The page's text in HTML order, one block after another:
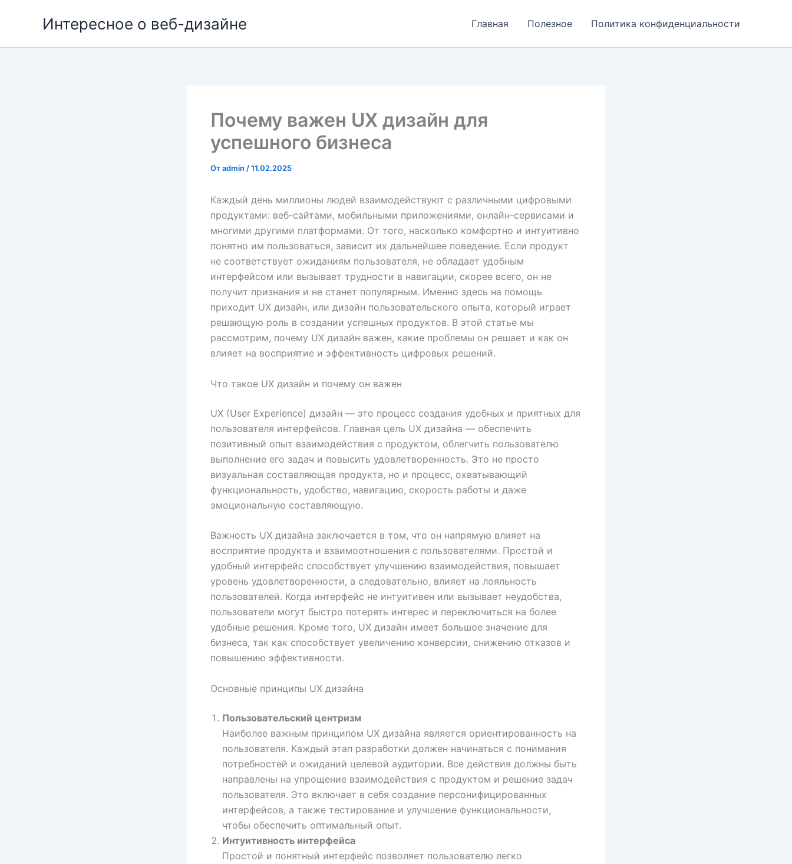
Интересное о веб-дизайне Главная Полезное Политика конфиденциальности
Почему важен UX дизайн для
успешного бизнеса
Отadmin /11.02.2025
Каждый день миллионы людей взаимодействуют с различными цифровыми
продуктами: веб-сайтами, мобильными приложениями, онлайн-сервисами и
многими другими платформами. От того, насколько комфортно и интуитивно
понятно им пользоваться, зависит их дальнейшее поведение. Если продукт
не соответствует ожиданиям пользователя, не обладает удобным
интерфейсом или вызывает трудности в навигации, скорее всего, он не
получит признания и не станет популярным. Именно здесь на помощь
приходит UX дизайн, или дизайн пользовательского опыта, который играет
решающую роль в создании успешных продуктов. В этой статье мы
рассмотрим, почему UX дизайн важен, какие проблемы он решает и как он
влияет на восприятие и эффективность цифровых решений.
Что такое UX дизайн и почему он важен
UX (User Experience) дизайн — это процесс создания удобных и приятных для
пользователя интерфейсов. Главная цель UX дизайна — обеспечить
позитивный опыт взаимодействия с продуктом, облегчить пользователю
выполнение его задач и повысить удовлетворенность. Это не просто
визуальная составляющая продукта, но и процесс, охватывающий
функциональность, удобство, навигацию, скорость работы и даже
эмоциональную составляющую.
Важность UX дизайна заключается в том, что он напрямую влияет на
восприятие продукта и взаимоотношения с пользователями. Простой и
удобный интерфейс способствует улучшению взаимодействия, повышает
уровень удовлетворенности, а следовательно, влияет на лояльность
пользователей. Когда интерфейс не интуитивен или вызывает неудобства,
пользователи могут быстро потерять интерес и переключиться на более
удобные решения. Кроме того, UX дизайн имеет большое значение для
бизнеса, так как способствует увеличению конверсии, снижению отказов и
повышению эффективности.
Основные принципы UX дизайна
Пользовательский центризм
Наиболее важным принципом UX дизайна является ориентированность на
пользователя. Каждый этап разработки должен начинаться с понимания
потребностей и ожиданий целевой аудитории. Все действия должны быть
направлены на упрощение взаимодействия с продуктом и решение задач
пользователя. Это включает в себя создание персонифицированных
интерфейсов, а также тестирование и улучшение функциональности,
чтобы обеспечить оптимальный опыт.
Интуитивность интерфейса
Простой и понятный интерфейс позволяет пользователю легко